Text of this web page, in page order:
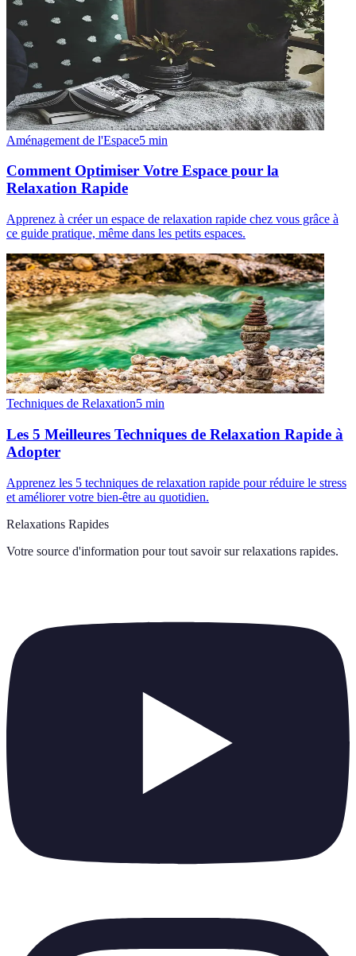
Aménagement de l'Espace5 min
Comment Optimiser Votre Espace pour la
Relaxation Rapide
Apprenez à créer un espace de relaxation rapide chez vous grâce à
ce guide pratique, même dans les petits espaces.
Techniques de Relaxation5 min
Les 5 Meilleures Techniques de Relaxation Rapide à
Adopter
Apprenez les 5 techniques de relaxation rapide pour réduire le stress
et améliorer votre bien-être au quotidien.
Relaxations Rapides
Votre source d'information pour tout savoir sur relaxations rapides.